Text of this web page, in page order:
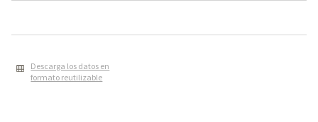
Descarga los datos en
formato reutilizable